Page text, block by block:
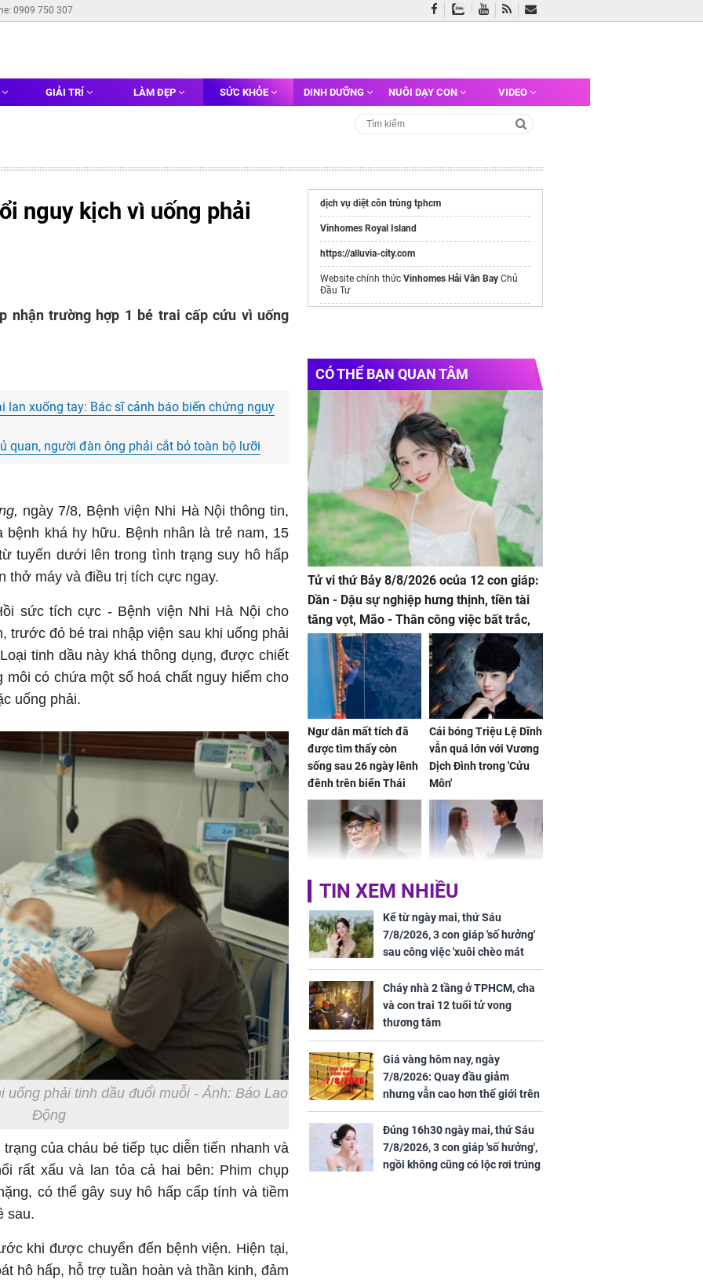
0909 750 307
GIẢI TRÍ LÀM ĐẸP SỨC KHỎE DINH DƯỠNG NUÔI DẠY CON VIDEO
nguy kịch vì uống phải
nhận trường hợp 1 bé trai cấp cứu vì uống
lan xuống tay: Bác sĩ cảnh báo biến chứng nguy
quan, người đàn ông phải cắt bỏ toàn bộ lưỡi
ngày 7/8, Bệnh viện Nhi Hà Nội thông tin,
bệnh khá hy hữu. Bệnh nhân là trẻ nam, 15
tuyến dưới lên trong tình trạng suy hô hấp
thở máy và điều trị tích cực ngay.
sức tích cực - Bệnh viện Nhi Hà Nội cho
trước đó bé trai nhập viện sau khi uống phải
tinh dầu này khá thông dụng, được chiết
có chứa một số hoá chất nguy hiểm cho
uống phải.
phải tinh dầu đuổi muỗi - Ảnh: Báo Lao
Động
của cháu bé tiếp tục diễn tiến nhanh và
rất xấu và lan tỏa cả hai bên: Phim chụp
có thể gây suy hô hấp cấp tính và tiềm
sau.
khi được chuyển đến bệnh viện. Hiện tại,
hô hấp, hỗ trợ tuần hoàn và thần kinh, đảm
dịch vụ diệt côn trùng tphcm
Vinhomes Royal Island
https://alluvia-city.com
Website chính thức Vinhomes Hải Vân Bay Chủ
Đầu Tư
CÓ THỂ BẠN QUAN TÂM
Tử vi thứ Bảy 8/8/2026 ocủa 12 con giáp:
Dần - Dậu sự nghiệp hưng thịnh, tiền tài
tăng vọt, Mão - Thân công việc bất trắc,
tiền mất tật mang
Ngư dân mất tích đã
được tìm thấy còn
sống sau 26 ngày lênh
đênh trên biển Thái
Bình Dương
Cái bóng Triệu Lệ Dĩnh
vẫn quá lớn với Vương
Dịch Đình trong 'Cửu
Môn'
Lý Liên Kiệt lên tiếng
sau tin đồn thay tim,
cởi áo chứng minh sức
khỏe
Cô gái bị ép đi xem
mắt, nhưng vừa thấy
đối tượng mai mối thì
đỏ mặt ‘đứng hình’
không đồng hành cùng
Châu Tinh Trì, Địch Lệ
Nhiệt Ba quảng bá
TIN XEM NHIỀU
Kể từ ngày mai, thứ Sáu
7/8/2026, 3 con giáp 'số hưởng'
sau công việc 'xuôi chèo mát
mái', tiền tài 'thu về như nước',
tình duyên viên mãn
Cháy nhà 2 tầng ở TPHCM, cha
và con trai 12 tuổi tử vong
thương tâm
Giá vàng hôm nay, ngày
7/8/2026: Quay đầu giảm
nhưng vẫn cao hơn thế giới trên
7 triệu đồng
Đúng 16h30 ngày mai, thứ Sáu
7/8/2026, 3 con giáp 'số hưởng',
ngồi không cũng có lộc rơi trúng